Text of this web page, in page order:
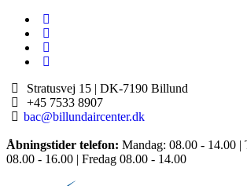
Stratusvej 15 |DK-7190 Billund
+45 7533 8907
bac@billundaircenter.dk
Åbningstider telefon: Mandag: 08.00 - 14.00 |
08.00 - 16.00 | Fredag 08.00 - 14.00